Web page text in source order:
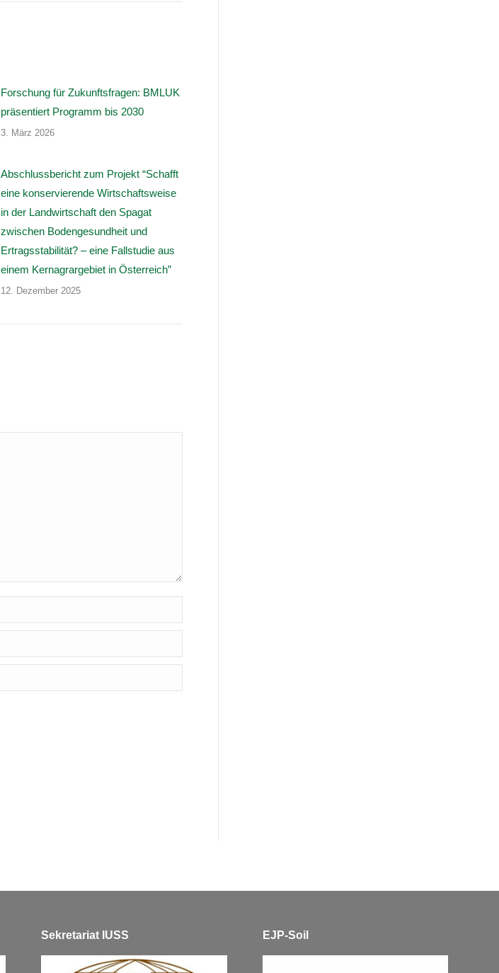
Forschung für Zukunftsfragen: BMLUK
präsentiert Programm bis 2030
3. März 2026
Abschlussbericht zum Projekt “Schafft
eine konservierende Wirtschaftsweise
in der Landwirtschaft den Spagat
zwischen Bodengesundheit und
Ertragsstabilität? – eine Fallstudie aus
einem Kernagrargebiet in Österreich”
12. Dezember 2025
Sekretariat IUSS EJP-Soil